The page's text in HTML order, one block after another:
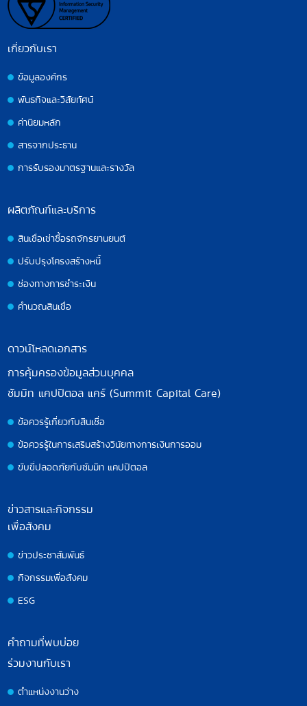
เกี่ยวกับเรา
ข้อมูลองค์กร
พันธกิจและวิสัยทัศน์
ค่านิยมหลัก
สารจากประธาน
การรับรองมาตรฐานและรางวัล
ผลิตภัณฑ์และบริการ
สินเชื่อเช่าซื้อรถจักรยานยนต์
ปรับปรุงโครงสร้างหนี้
ช่องทางการชำระเงิน
คำนวณสินเชื่อ
ดาวน์โหลดเอกสาร
การคุ้มครองข้อมูลส่วนบุคคล
ซัมมิท แคปปิตอล แคร์ (Summit Capital Care)
ข้อควรรู้เกี่ยวกับสินเชื่อ
ข้อควรรู้ในการเสริมสร้างวินัยทางการเงินการออม
ขับขี่ปลอดภัยกับซัมมิท แคปปิตอล
ข่าวสารและกิจกรรม
เพื่อสังคม
ข่าวประชาสัมพันธ์
กิจกรรมเพื่อสังคม
ESG
คำถามที่พบบ่อย
ร่วมงานกับเรา
ตำแหน่งงานว่าง